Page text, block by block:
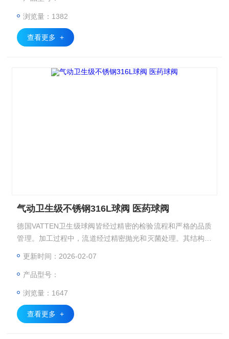
浏览量：1382
查看更多 +
气动卫生级不锈钢316L球阀 医药球阀
德国VATTEN卫生级球阀皆经过精密的检验流程和严格的品质
管理。加工过程中，流道经过精密抛光和灭菌处理。其结构是
角。气动卫生级不锈钢316L球阀 医药球阀 上海供应
更新时间：2026-02-07
产品型号：
浏览量：1647
查看更多 +